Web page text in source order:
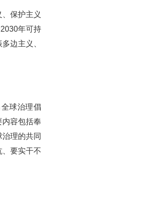
保护主义
年可持
边主义、
球治理倡
容包括奉
理的共同
要实干不